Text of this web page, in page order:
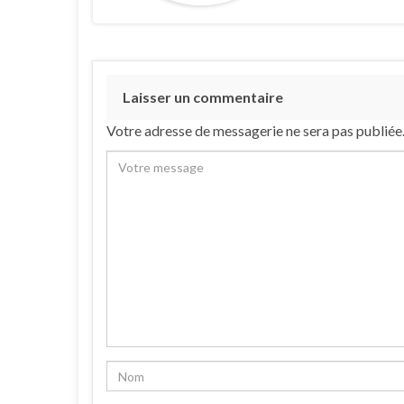
Laisser un commentaire
Votre adresse de messagerie ne sera pas publiée.